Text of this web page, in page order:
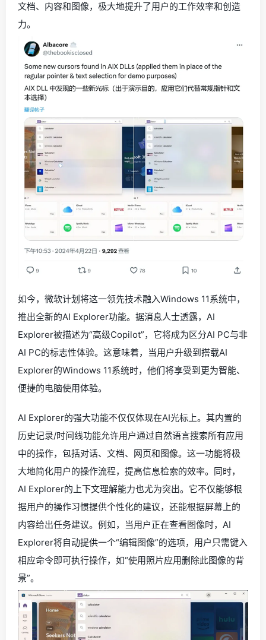
文档、内容和图像，极大地提升了用户的工作效率和创造
力。
如今，微软计划将这一领先技术融入Windows 11系统中，
推出全新的AI Explorer功能。据消息人士透露，AI
Explorer被描述为“高级Copilot”，它将成为区分AI PC与非
AI PC的标志性体验。这意味着，当用户升级到搭载AI
Explorer的Windows 11系统时，他们将享受到更为智能、
便捷的电脑使用体验。
AI Explorer的强大功能不仅仅体现在AI光标上。其内置的
历史记录/时间线功能允许用户通过自然语言搜索所有应用
中的操作，包括对话、文档、网页和图像。这一功能将极
大地简化用户的操作流程，提高信息检索的效率。同时，
AI Explorer的上下文理解能力也尤为突出。它不仅能够根
据用户的操作习惯提供个性化的建议，还能根据屏幕上的
内容给出任务建议。例如，当用户正在查看图像时，AI
Explorer将自动提供一个“编辑图像”的选项，用户只需键入
相应命令即可执行操作，如“使用照片应用删除此图像的背
景”。